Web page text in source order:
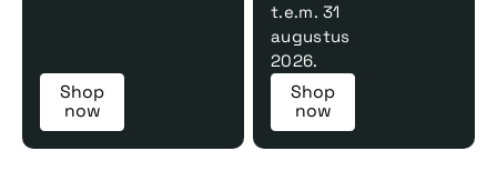
Shop
now
t.e.m. 31
augustus
2026.
Shop
now